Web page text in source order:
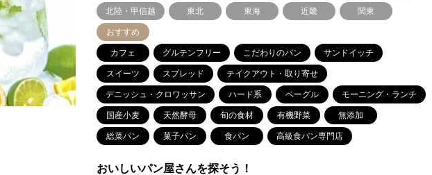
北陸・甲信越 東北 東海 近畿 関東
おすすめ
カフェ グルテンフリー こだわりのパン サンドイッチ
スイーツ スプレッド テイクアウト・取り寄せ
デニッシュ・クロワッサン ハード系 ベーグル モーニング・ランチ
国産小麦 天然酵母 旬の食材 有機野菜 無添加
総菜パン 菓子パン 食パン 高級食パン専門店
おいしいパン屋さんを探そう！